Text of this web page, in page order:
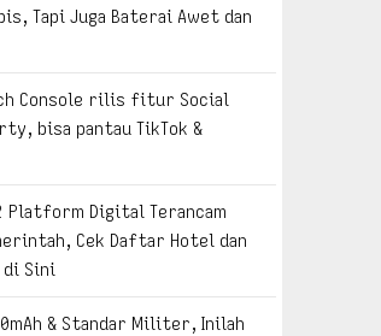
Tapi Juga Baterai Awet dan
Console rilis fitur Social
bisa pantau TikTok &
Platform Digital Terancam
Cek Daftar Hotel dan
di Sini
& Standar Militer, Inilah